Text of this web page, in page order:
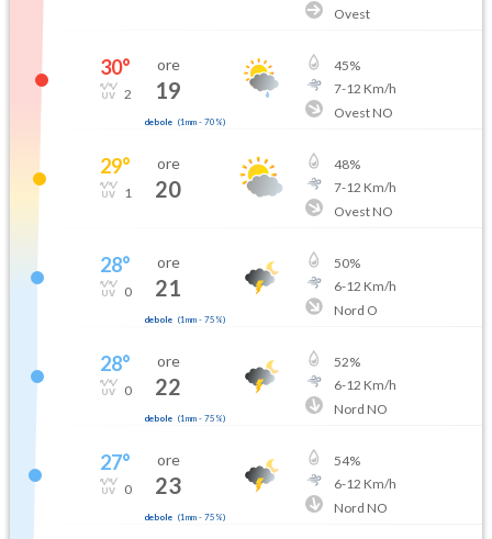
Ovest
30°
2
ore
19
debole (1mm- 70 %)
45%
7-12 Km/h
Ovest NO
29°
1
ore
20
48%
7-12 Km/h
Ovest NO
28°
0
ore
21
debole (1mm- 75 %)
50%
6-12 Km/h
Nord O
28°
0
ore
22
debole (1mm- 75 %)
52%
6-12 Km/h
Nord NO
27°
0
ore
23
debole (1mm- 75 %)
54%
6-12 Km/h
Nord NO